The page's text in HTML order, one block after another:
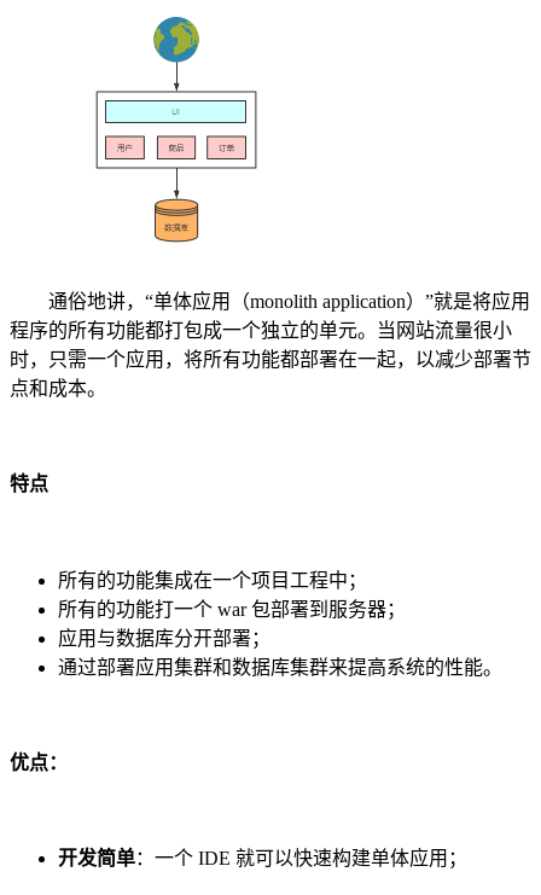
通俗地讲，“单体应用（monolith application）”就是将应用
程序的所有功能都打包成一个独立的单元。当网站流量很小
时，只需一个应用，将所有功能都部署在一起，以减少部署节
点和成本。
特点
所有的功能集成在一个项目工程中；
所有的功能打一个 war 包部署到服务器；
应用与数据库分开部署；
通过部署应用集群和数据库集群来提高系统的性能。
优点：
开发简单：一个 IDE 就可以快速构建单体应用；